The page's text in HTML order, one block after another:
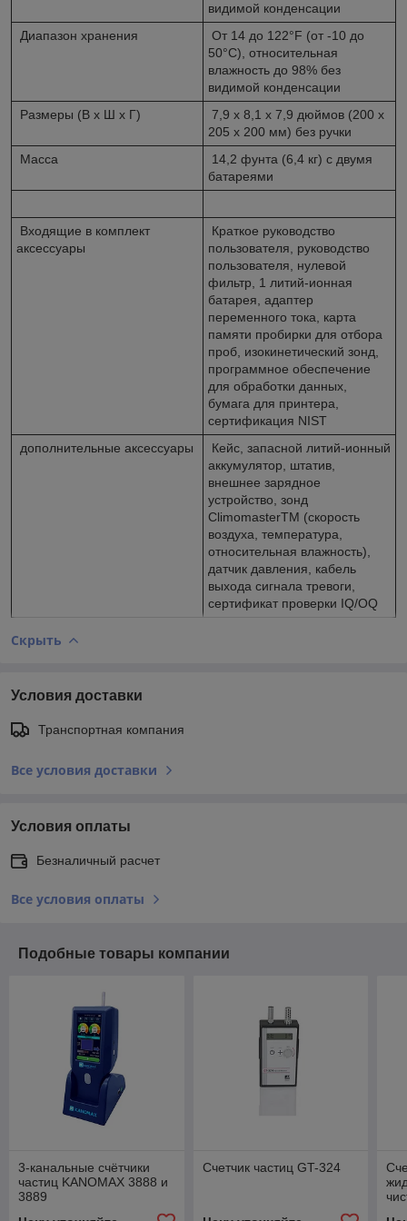
видимой конденсации
Диапазон хранения
От 14 до 122°F (от -10 до
50°C), относительная
влажность до 98% без
видимой конденсации
Размеры (В х Ш х Г)
7,9 x 8,1 x 7,9 дюймов (200 x
205 x 200 мм) без ручки
Масса
14,2 фунта (6,4 кг) с двумя
батареями
Входящие в комплект
аксессуары
Краткое руководство
пользователя, руководство
пользователя, нулевой
фильтр, 1 литий-ионная
батарея, адаптер
переменного тока, карта
памяти пробирки для отбора
проб, изокинетический зонд,
программное обеспечение
для обработки данных,
бумага для принтера,
сертификация NIST
дополнительные аксессуары
Кейс, запасной литий-ионный
аккумулятор, штатив,
внешнее зарядное
устройство, зонд
ClimomasterTM (скорость
воздуха, температура,
относительная влажность),
датчик давления, кабель
выхода сигнала тревоги,
сертификат проверки IQ/OQ
Скрыть
Условия доставки
Транспортная компания
Все условия доставки
Условия оплаты
Безналичный расчет
Все условия оплаты
Подобные товары компании
3-канальные счётчики
частиц KANOMAX 3888 и
3889
Счетчик частиц GT-324